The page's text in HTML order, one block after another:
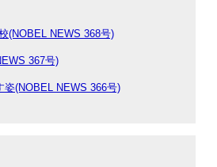
(NOBEL NEWS 368号)
367号)
姿(NOBEL NEWS 366号)